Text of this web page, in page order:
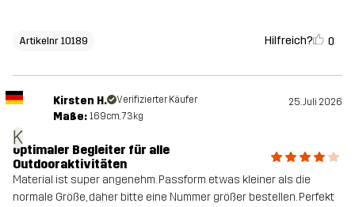
Artikelnr 10189 Hilfreich? 0
K
Kirsten H. Verifizierter Käufer 25. Juli 2026
Maße: 169cm, 73kg
optimaler Begleiter für alle
Outdooraktivitäten
Material ist super angenehm. Passform etwas kleiner als die
normale Größe, daher bitte eine Nummer größer bestellen. Perfekt